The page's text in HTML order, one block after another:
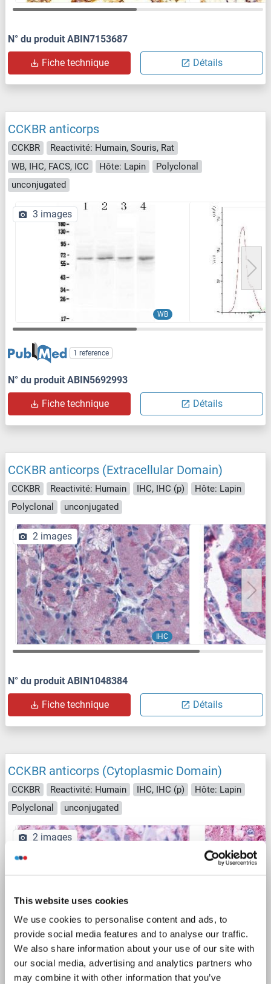
This website uses cookies
We use cookies to personalise content and ads, to
provide social media features and to analyse our traffic.
We also share information about your use of our site with
our social media, advertising and analytics partners who
may combine it with other information that you’ve
N° du produit ABIN7153687
Fiche technique Détails
CCKBR anticorps
CCKBR
Reactivité: Humain, Souris, Rat
WB, IHC, FACS, ICC
Hôte: Lapin
Polyclonal
unconjugated
WB
3 images
1 reference
N° du produit ABIN5692993
Fiche technique Détails
CCKBR anticorps (Extracellular Domain)
CCKBR Reactivité: Humain IHC, IHC (p)
Hôte: Lapin
Polyclonal
unconjugated
IHC
2 images
N° du produit ABIN1048384
Fiche technique Détails
CCKBR anticorps (Cytoplasmic Domain)
CCKBR Reactivité: Humain IHC, IHC (p)
Hôte: Lapin
Polyclonal
unconjugated
IHC
2 images